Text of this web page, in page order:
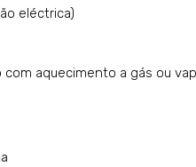
eléctrica)
aquecimento a gás ou